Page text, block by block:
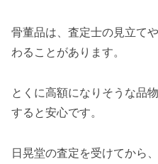
骨董品は、査定士の見立て
わることがあります。
とくに高額になりそうな品
すると安心です。
日晃堂の査定を受けてから